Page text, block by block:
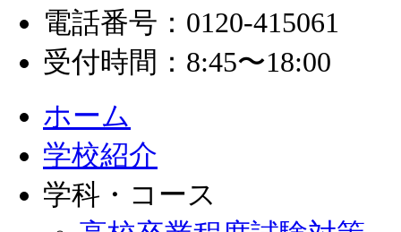
電話番号：0120-415061
受付時間：8:45〜18:00
ホーム
学校紹介
学科・コース